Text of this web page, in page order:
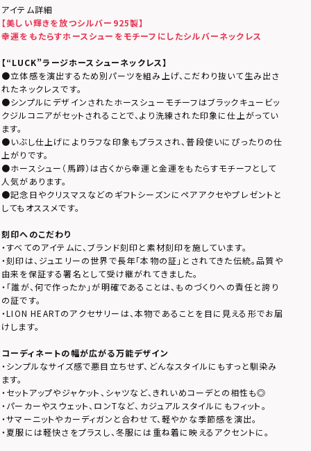
アイテム詳細
【美しい輝きを放つシルバー925製】
幸運をもたらすホースシューをモチーフにしたシルバーネックレス
【“LUCK”ラージホースシューネックレス】
●立体感を演出するため別パーツを組み上げ、こだわり抜いて生み出さ
れたネックレスです。
●シンプルにデザインされたホースシューモチーフはブラックキュービッ
クジルコニアがセットされることで、より洗練された印象に仕上がってい
ます。
●いぶし仕上げによりラフな印象もプラスされ、普段使いにぴったりの仕
上がりです。
●ホースシュー（馬蹄）は古くから幸運と金運をもたらすモチーフとして
人気があります。
●記念日やクリスマスなどのギフトシーズンにペアアクセやプレゼントと
してもオススメです。
刻印へのこだわり
・すべてのアイテムに、ブランド刻印と素材刻印を施しています。
・刻印は、ジュエリーの世界で長年「本物の証」とされてきた伝統。品質や
由来を保証する署名として受け継がれてきました。
・「誰が、何で作ったか」が明確であることは、ものづくりへの責任と誇り
の証です。
・LION HEARTのアクセサリーは、本物であることを目に見える形でお届
けします。
コーディネートの幅が広がる万能デザイン
・シンプルなサイズ感で悪目立ちせず、どんなスタイルにもすっと馴染み
ます。
・セットアップやジャケット、シャツなど、きれいめコーデとの相性も◎
・パーカーやスウェット、ロンTなど、カジュアルスタイルにもフィット。
・サマーニットやカーディガンと合わせて、軽やかな季節感を演出。
・夏服には軽快さをプラスし、冬服には重ね着に映えるアクセントに。